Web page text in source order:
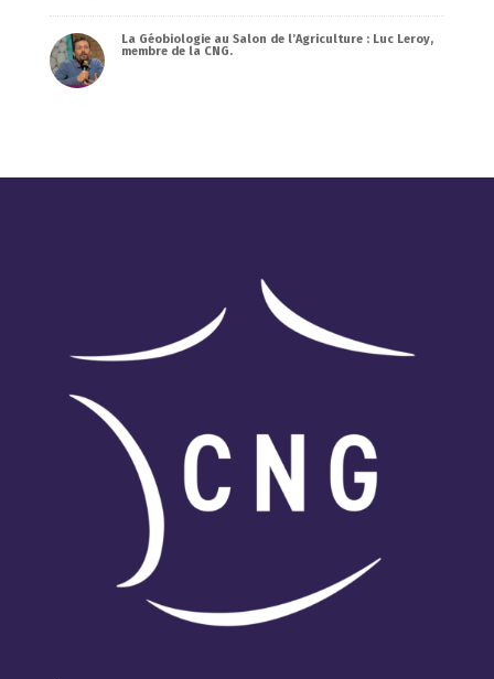
La Géobiologie au Salon de l’Agriculture : Luc Leroy,
membre de la CNG.